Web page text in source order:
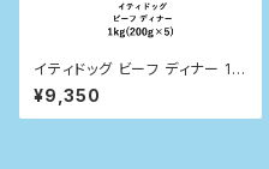
イティドッグ ビーフ ディナー 1k
g
¥9,350